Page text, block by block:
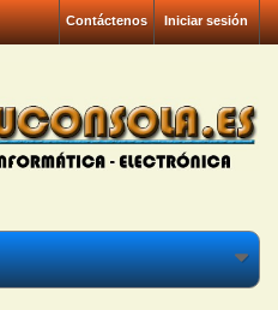
Iniciar sesión
Contáctenos